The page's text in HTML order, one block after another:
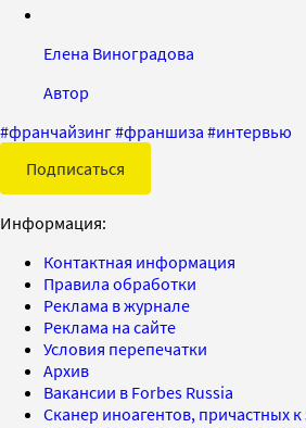
Елена Виноградова
Автор
#франчайзинг#франшиза #интервью
Подписаться
Информация:
Контактная информация
Правила обработки
Реклама в журнале
Реклама на сайте
Условия перепечатки
Архив
Вакансии в Forbes Russia
Сканер иноагентов, причастных к